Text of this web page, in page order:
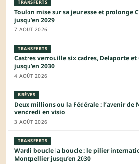
TRANSFERTS
Toulon mise sur sa jeunesse et prolonge
jusqu’en 2029
7 AOÛT 2026
TRANSFERTS
Castres verrouille six cadres, Delaporte et
jusqu’en 2030
4 AOÛT 2026
BRÈVES
Deux millions ou la Fédérale : l’avenir de
vendredi en visio
3 AOÛT 2026
TRANSFERTS
Wardi boucle la boucle : le pilier
Montpellier jusqu’en 2030